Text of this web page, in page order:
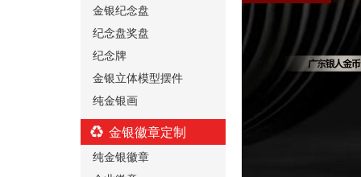
金银纪念盘
纪念盘奖盘
纪念牌
金银立体模型摆件
纯金银画
金银徽章定制
纯金银徽章